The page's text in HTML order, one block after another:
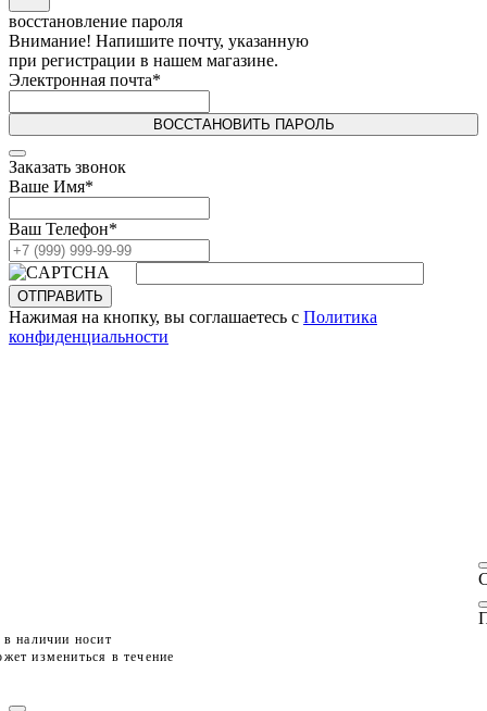
восстановление пароля
Внимание! Напишите почту, указанную
при регистрации в нашем магазине.
Электронная почта*
ВОССТАНОВИТЬ ПАРОЛЬ
Заказать звонок
Ваше Имя*
Ваш Телефон*
ОТПРАВИТЬ
Нажимая на кнопку, вы соглашаетесь с Политика
конфиденциальности
наличии носит
измениться в течение